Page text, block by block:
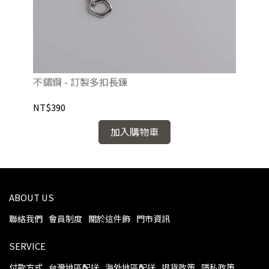
不鏽鋼 - 訂製多扣長鍊
NT$390
加入購物車
ABOUT US
聯絡我們 會員制度 關於這件飾 門市資訊
SERVICE